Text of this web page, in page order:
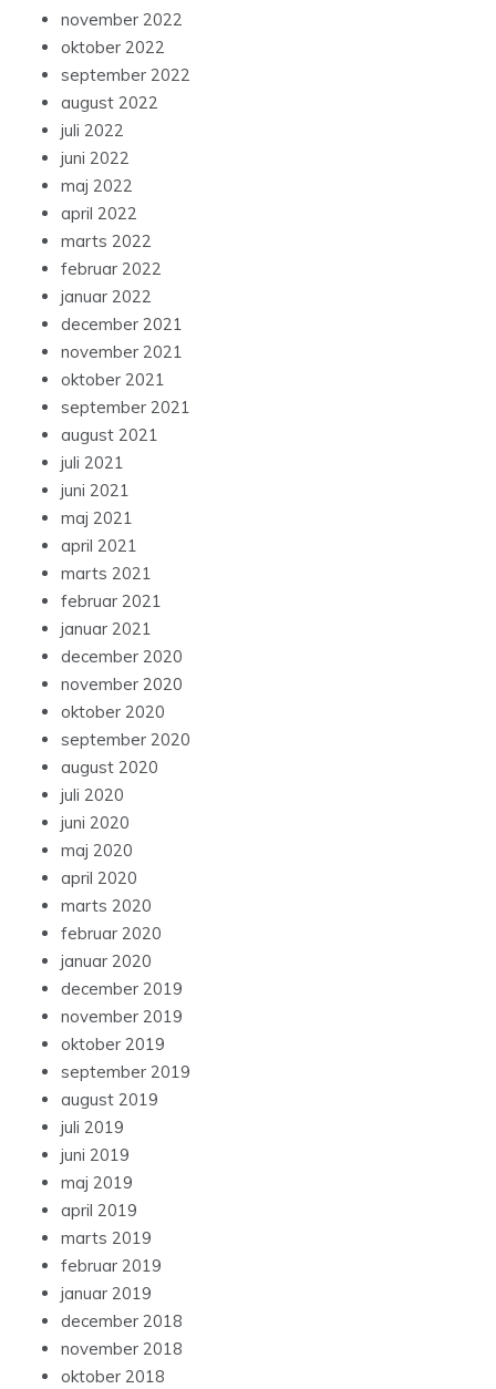
november 2022
oktober 2022
september 2022
august 2022
juli 2022
juni 2022
maj 2022
april 2022
marts 2022
februar 2022
januar 2022
december 2021
november 2021
oktober 2021
september 2021
august 2021
juli 2021
juni 2021
maj 2021
april 2021
marts 2021
februar 2021
januar 2021
december 2020
november 2020
oktober 2020
september 2020
august 2020
juli 2020
juni 2020
maj 2020
april 2020
marts 2020
februar 2020
januar 2020
december 2019
november 2019
oktober 2019
september 2019
august 2019
juli 2019
juni 2019
maj 2019
april 2019
marts 2019
februar 2019
januar 2019
december 2018
november 2018
oktober 2018